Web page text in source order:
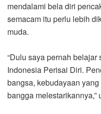
mendalami bela diri
semacam itu perlu lebih
muda.
“Dulu saya pernah
Indonesia Perisai Diri.
bangsa, kebudayaan
bangga melestarikannya,”